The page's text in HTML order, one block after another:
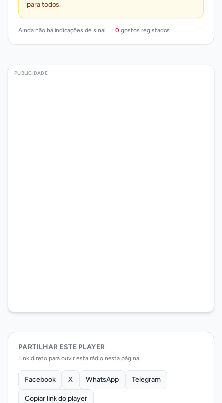
para todos.
Ainda não há indicações de sinal. · 0 gostos registados
PUBLICIDADE
PARTILHAR ESTE PLAYER
Link direto para ouvir esta rádio nesta página.
Facebook X WhatsApp Telegram
Copiar link do player